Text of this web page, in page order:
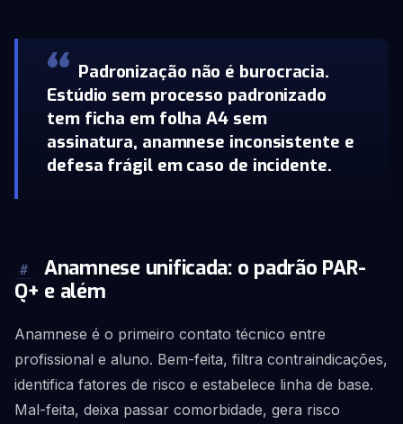
Padronização não é burocracia.
Estúdio sem processo padronizado
tem ficha em folha A4 sem
assinatura, anamnese inconsistente e
defesa frágil em caso de incidente.
#
Anamnese unificada: o padrão PAR-
Q+ e além
Anamnese é o primeiro contato técnico entre
profissional e aluno. Bem-feita, filtra contraindicações,
identifica fatores de risco e estabelece linha de base.
Mal-feita, deixa passar comorbidade, gera risco